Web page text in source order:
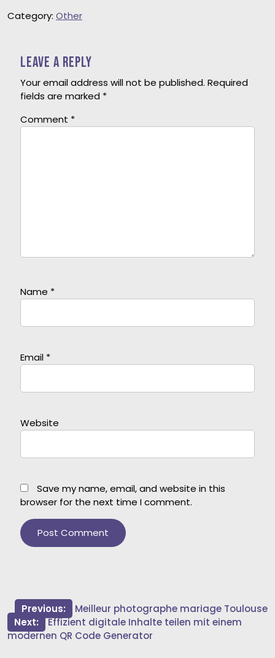
Category: Other
Leave a Reply
Your email address will not be published. Required
fields are marked *
Comment *
Name *
Email *
Website
Save my name, email, and website in this
browser for the next time I comment.
Post
navigation
Previous:
Meilleur photographe mariage Toulouse
Next:
Effizient digitale Inhalte teilen mit einem
modernen QR Code Generator